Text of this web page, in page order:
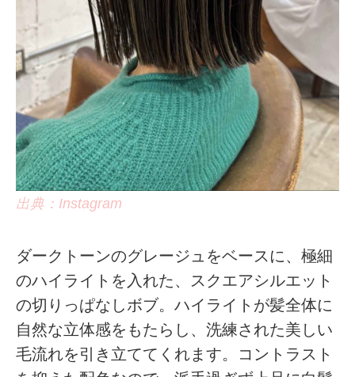
出典：Instagram
ダークトーンのグレージュをベースに、極細
のハイライトを入れた、スクエアシルエット
の切りっぱなしボブ。ハイライトが髪全体に
自然な立体感をもたらし、洗練された美しい
毛流れを引き立ててくれます。コントラスト